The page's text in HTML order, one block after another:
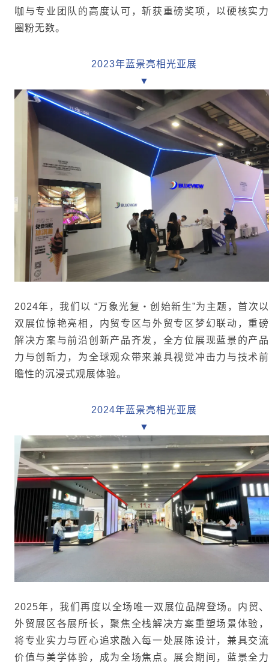
咖与专业团队的高度认可，斩获重磅奖项，以硬核实力
圈粉无数。
2023年蓝景亮相光亚展
▼
2024年，我们以 “万象光复・创始新生”为主题，首次以
双展位惊艳亮相，内贸专区与外贸专区梦幻联动，重磅
解决方案与前沿创新产品齐发，全方位展现蓝景的产品
力与创新力，为全球观众带来兼具视觉冲击力与技术前
瞻性的沉浸式观展体验。
2024年蓝景亮相光亚展
▼
2025年，我们再度以全场唯一双展位品牌登场。内贸、
外贸展区各展所长，聚焦全栈解决方案重塑场景体验，
将专业实力与匠心追求融入每一处展陈设计，兼具交流
价值与美学体验，成为全场焦点。展会期间，蓝景全力